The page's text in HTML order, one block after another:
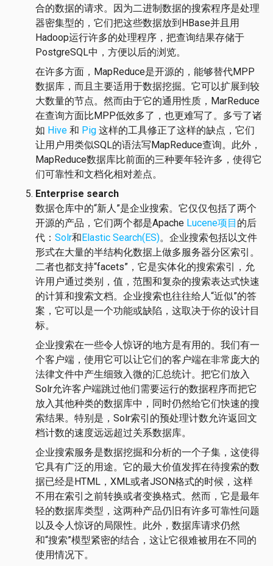
合的数据的请求。因为二进制数据的搜索程序是处理
器密集型的，它们把这些数据放到HBase并且用
Hadoop运行许多的处理程序，把查询结果存储于
PostgreSQL中，方便以后的浏览。
在许多方面，MapReduce是开源的，能够替代MPP
数据库，而且主要适用于数据挖掘。它可以扩展到较
大数量的节点。然而由于它的通用性质，MarReduce
在查询方面比MPP低效多了，也更难写了。多亏了诸
如 Hive 和 Pig 这样的工具修正了这样的缺点，它们
让用户用类似SQL的语法写MapReduce查询。此外，
MapReduce数据库比前面的三种要年轻许多，使得它
们可靠性和文档化相对差点。
Enterprise search
数据仓库中的“新人”是企业搜索。它仅仅包括了两个
开源的产品，它们两个都是Apache Lucene项目 的后
代： Solr和Elastic Search(ES)。企业搜索包括以文件
形式在大量的半结构化数据上做多服务器分区索引。
二者也都支持“facets”，它是实体化的搜索索引，允
许用户通过类别，值，范围和复杂的搜索表达式快速
的计算和搜索文档。企业搜索也往往给人“近似”的答
案，它可以是一个功能或缺陷，这取决于你的设计目
标。
企业搜索在一些令人惊讶的地方是有用的。我们有一
个客户端，使用它可以让它们的客户端在非常庞大的
法律文件中产生细致入微的汇总统计。把它们放入
Solr允许客户端跳过他们需要运行的数据程序而把它
放入其他种类的数据库中，同时仍然给它们快速的搜
索结果。特别是，Solr索引的预处理计数允许返回文
档计数的速度远远超过关系数据库。
企业搜索服务是数据挖掘和分析的一个子集，这使得
它具有广泛的用途。它的最大价值发挥在待搜索的数
据已经是HTML，XML或者JSON格式的时候，这样
不用在索引之前转换或者变换格式。然而，它是最年
轻的数据库类型，这两种产品仍旧有许多可靠性问题
以及令人惊讶的局限性。此外，数据库请求仍然
和“搜索”模型紧密的结合，这让它很难被用在不同的
使用情况下。